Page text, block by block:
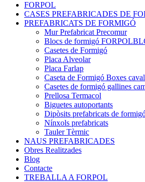
FORPOL
CASES PREFABRICADES DE
PREFABRICATS DE FORMIGÓ
Mur Prefabricat Precomur
Blocs de formigó
Casetes de Formigó
Placa Alveolar
Placa Farlap
Caseta de Formigó Boxes
Casetes de formigó gallines
Prellosa Termacol
Biguetes autoportants
Dipòsits prefabricats de
Nínxols prefabricats
Tauler Tèrmic
NAUS PREFABRICADES
Obres Realitzades
Blog
Contacte
TREBALLA A FORPOL